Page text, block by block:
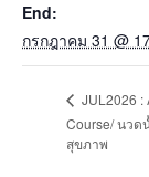
End:
กรกฎาคม 31 @
JUL2026 :
Course/ นวด
สุขภาพ